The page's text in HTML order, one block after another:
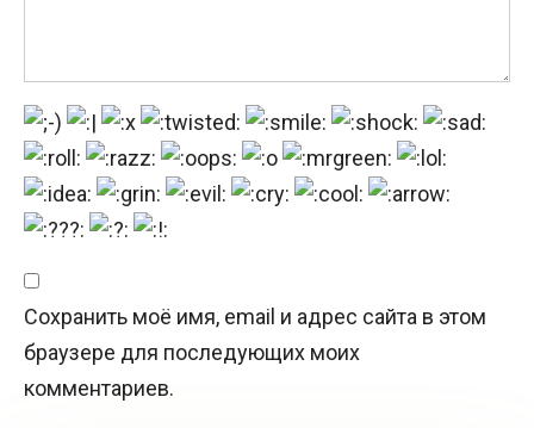
Сохранить моё имя, email и адрес сайта в этом
браузере для последующих моих
комментариев.